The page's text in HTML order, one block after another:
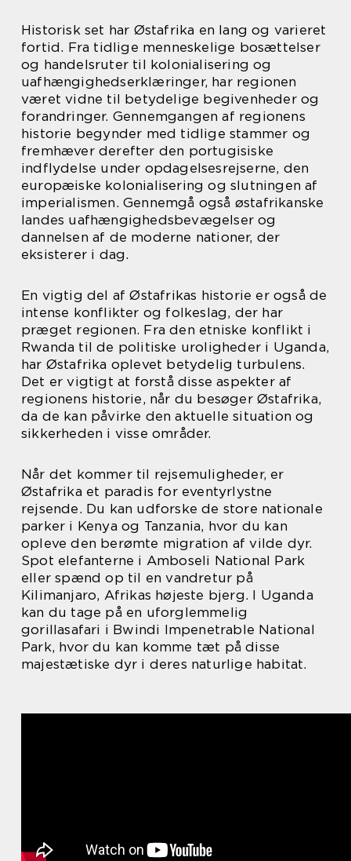
Historisk set har Østafrika en lang og varieret
fortid. Fra tidlige menneskelige bosættelser
og handelsruter til kolonialisering og
uafhængighedserklæringer, har regionen
været vidne til betydelige begivenheder og
forandringer. Gennemgangen af regionens
historie begynder med tidlige stammer og
fremhæver derefter den portugisiske
indflydelse under opdagelsesrejserne, den
europæiske kolonialisering og slutningen af
imperialismen. Gennemgå også østafrikanske
landes uafhængighedsbevægelser og
dannelsen af de moderne nationer, der
eksisterer i dag.
En vigtig del af Østafrikas historie er også de
intense konflikter og folkeslag, der har
præget regionen. Fra den etniske konflikt i
Rwanda til de politiske uroligheder i Uganda,
har Østafrika oplevet betydelig turbulens.
Det er vigtigt at forstå disse aspekter af
regionens historie, når du besøger Østafrika,
da de kan påvirke den aktuelle situation og
sikkerheden i visse områder.
Når det kommer til rejsemuligheder, er
Østafrika et paradis for eventyrlystne
rejsende. Du kan udforske de store nationale
parker i Kenya og Tanzania, hvor du kan
opleve den berømte migration af vilde dyr.
Spot elefanterne i Amboseli National Park
eller spænd op til en vandretur på
Kilimanjaro, Afrikas højeste bjerg. I Uganda
kan du tage på en uforglemmelig
gorillasafari i Bwindi Impenetrable National
Park, hvor du kan komme tæt på disse
majestætiske dyr i deres naturlige habitat.